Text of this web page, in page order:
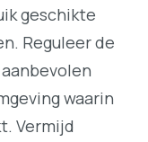
geschikte
Reguleer de
waarin
Vermijd